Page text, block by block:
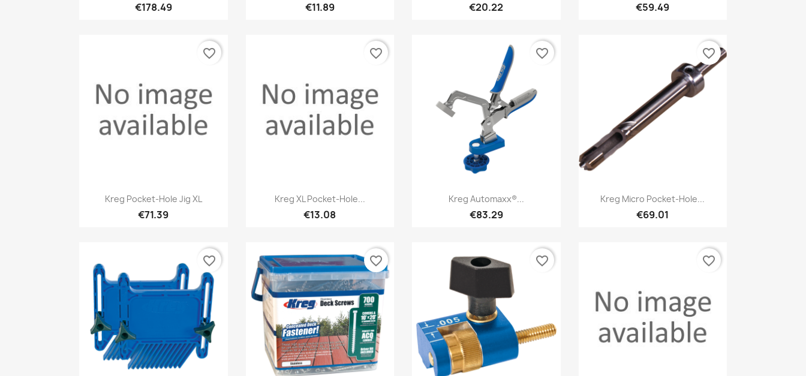
€178.49 €11.89 €20.22 €59.49
Quick view
Kreg Pocket-Hole Jig XL
€71.39
favorite_border
Quick view
Kreg XL Pocket-Hole...
€13.08
favorite_border
 Quick view
Kreg Automaxx®...
€83.29
favorite_border
Quick view
Kreg Micro Pocket-Hole...
€69.01
favorite_border
favorite_border favorite_border favorite_border favorite_border